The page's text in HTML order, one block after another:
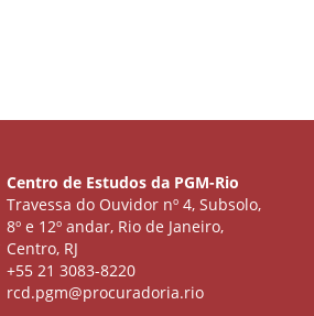
Centro de Estudos da PGM-Rio
Travessa do Ouvidor nº 4, Subsolo,
8º e 12º andar, Rio de Janeiro,
Centro, RJ
+55 21 3083-8220
rcd.pgm@procuradoria.rio